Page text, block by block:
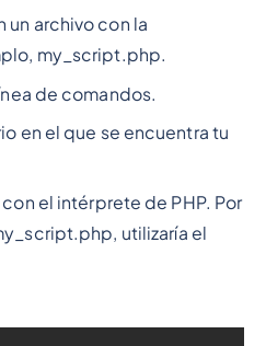
un archivo con la
my_script.php.
de comandos.
en el que se encuentra tu
el intérprete de PHP. Por
utilizaría el